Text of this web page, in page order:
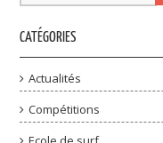
CATÉGORIES
Actualités
Compétitions